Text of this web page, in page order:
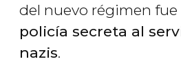
del nuevo régimen fue
policía secreta al
nazis.